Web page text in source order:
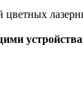
цветных